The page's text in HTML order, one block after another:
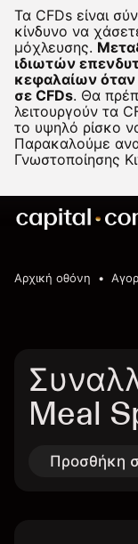
Τα CFDs είναι
κίνδυνο να
μόχλευσης.
ιδιωτών
κεφαλαίων όταν
σε CFDs. Θα
λειτουργούν τα
το υψηλό ρίσκο
Παρακαλούμε
Γνωστοποίησης
Αρχική οθόνη
Meal
Προσθήκη